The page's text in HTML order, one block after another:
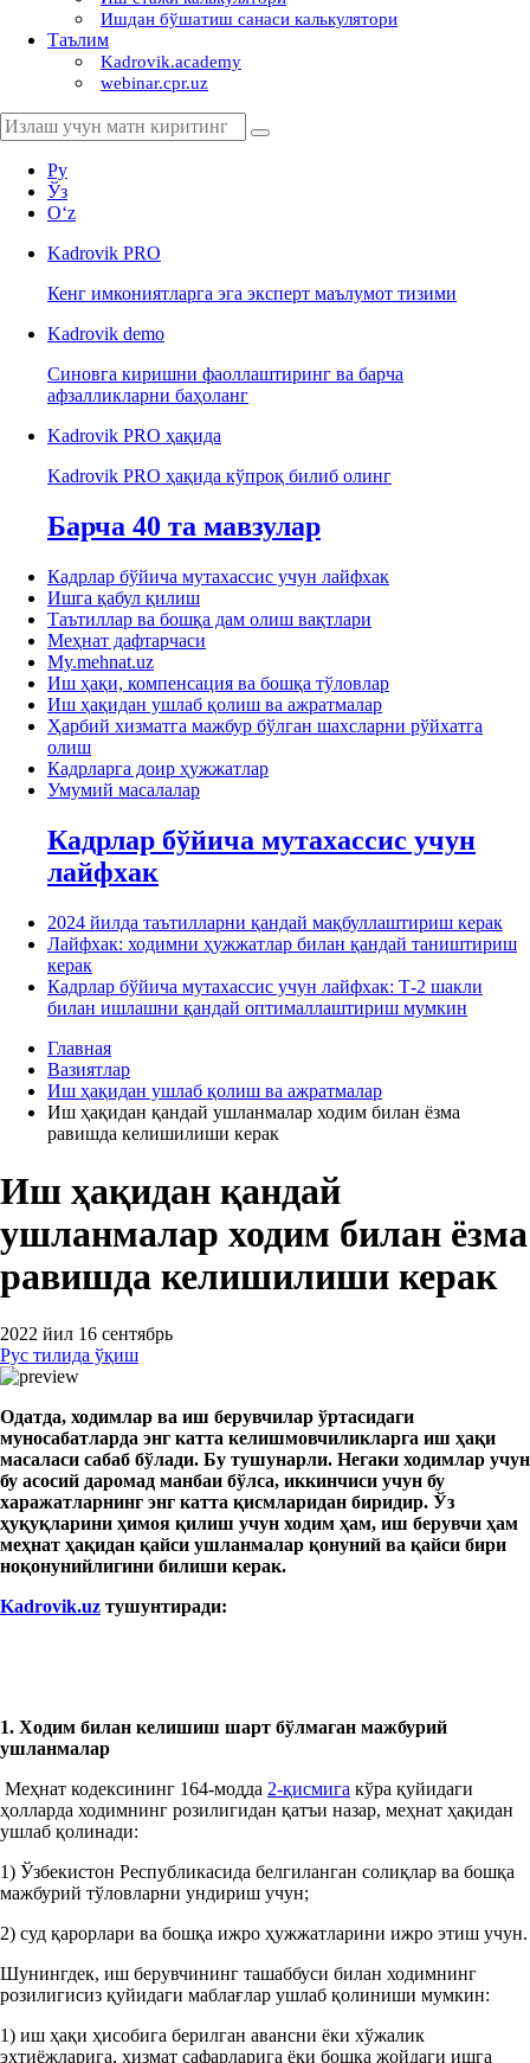
Ишдан бўшатиш санаси калькулятори
Таълим
Kadrovik.academy
webinar.cpr.uz
Ру
Ўз
Oʻz
Kadrovik PRO
Кенг имкониятларга эга эксперт маълумот тизими
Kadrovik demo
Синовга киришни фаоллаштиринг ва барча
афзалликларни баҳоланг
Kadrovik PRO ҳақида
Kadrovik PRO ҳақида кўпроқ билиб олинг
Барча 40 та мавзулар
Кадрлар бўйича мутахассис учун лайфхак
Ишга қабул қилиш
Таътиллар ва бошқа дам олиш вақтлари
Меҳнат дафтарчаси
My.mehnat.uz
Иш ҳақи, компенсация ва бошқа тўловлар
Иш ҳақидан ушлаб қолиш ва ажратмалар
Ҳарбий хизматга мажбур бўлган шахсларни рўйхатга
олиш
Кадрларга доир ҳужжатлар
Умумий масалалар
Кадрлар бўйича мутахассис учун
лайфхак
2024 йилда таътилларни қандай мақбуллаштириш керак
Лайфхак: ходимни ҳужжатлар билан қандай таништириш
керак
Кадрлар бўйича мутахассис учун лайфхак: Т-2 шакли
билан ишлашни қандай оптималлаштириш мумкин
Главная
Вазиятлар
Иш ҳақидан ушлаб қолиш ва ажратмалар
Иш ҳақидан қандай ушланмалар ходим билан ёзма
равишда келишилиши керак
Иш ҳақидан қандай
ушланмалар ходим билан ёзма
равишда келишилиши керак
2022 йил 16 сентябрь
Рус тилида ўқиш
Одатда, ходимлар ва иш берувчилар ўртасидаги
муносабатларда энг катта келишмовчиликларга иш ҳақи
масаласи сабаб бўлади. Бу тушунарли. Негаки ходимлар учун
бу асосий даромад манбаи бўлса, иккинчиси учун бу
харажатларнинг энг катта қисмларидан биридир. Ўз
ҳуқуқларини ҳимоя қилиш учун ходим ҳам, иш берувчи ҳам
меҳнат ҳақидан қайси ушланмалар қонуний ва қайси бири
ноқонунийлигини билиши керак.
Kadrovik.uz тушунтиради:
1. Ходим билан келишиш шарт бўлмаган мажбурий
ушланмалар
Меҳнат кодексининг 164-модда 2-қисмига кўра қуйидаги
ҳолларда ходимнинг розилигидан қатъи назар, меҳнат ҳақидан
ушлаб қолинади:
1) Ўзбекистон Республикасида белгиланган солиқлар ва бошқа
мажбурий тўловларни ундириш учун;
2) суд қарорлари ва бошқа ижро ҳужжатларини ижро этиш учун.
Шунингдек, иш берувчининг ташаббуси билан ходимнинг
розилигисиз қуйидаги маблағлар ушлаб қолиниши мумкин:
1) иш ҳақи ҳисобига берилган авансни ёки хўжалик
эҳтиёжларига, хизмат сафарларига ёки бошқа жойдаги ишга